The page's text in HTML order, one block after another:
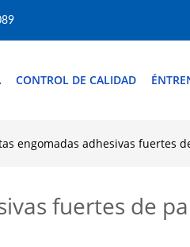
CONTROL DE CALIDAD
engomadas adhesivas fuertes
fuertes de